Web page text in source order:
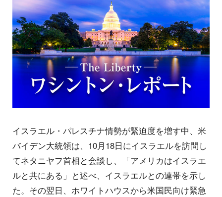
イスラエル・パレスチナ情勢が緊迫度を増す中、米
バイデン大統領は、10月18日にイスラエルを訪問し
てネタニヤフ首相と会談し、「アメリカはイスラエ
ルと共にある」と述べ、イスラエルとの連帯を示し
た。その翌日、ホワイトハウスから米国民向け緊急